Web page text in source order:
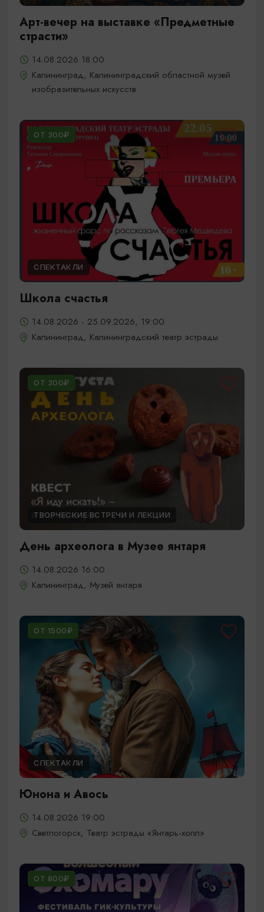
Арт-вечер на выставке «Предметные
страсти»
14.08.2026 18:00
Калининград, Калининградский областной музей
изобразительных искусств
ОТ 300₽
СПЕКТАКЛИ
Школа счастья
14.08.2026 - 25.09.2026, 19:00
Калининград, Калининградский театр эстрады
ОТ 300₽
ТВОРЧЕСКИЕ ВСТРЕЧИ И ЛЕКЦИИ
День археолога в Музее янтаря
14.08.2026 16:00
Калининград, Музей янтаря
ОТ 1500₽
СПЕКТАКЛИ
Юнона и Авось
14.08.2026 19:00
Светлогорск, Театр эстрады «Янтарь-холл»
ОТ 800₽